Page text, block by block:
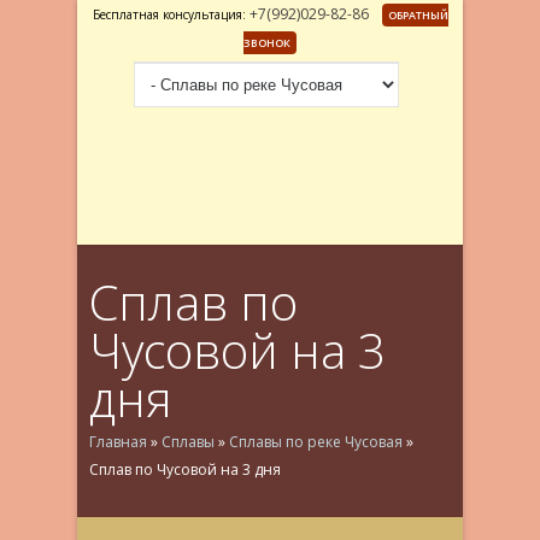
Бесплатная консультация: +7(992)029-82-86
ОБРАТНЫЙ
ЗВОНОК
Сплав по
Чусовой на 3
дня
Главная » Сплавы » Сплавы по реке Чусовая »
Сплав по Чусовой на 3 дня